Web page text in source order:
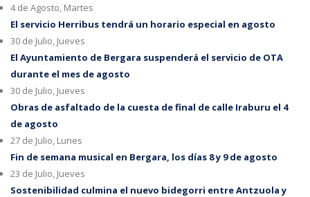
4 de Agosto, Martes
El servicio Herribus tendrá un horario especial en agosto
30 de Julio, Jueves
El Ayuntamiento de Bergara suspenderá el servicio de OTA
durante el mes de agosto
30 de Julio, Jueves
Obras de asfaltado de la cuesta de final de calle Iraburu el 4
de agosto
27 de Julio, Lunes
Fin de semana musical en Bergara, los días 8 y 9 de agosto
23 de Julio, Jueves
Sostenibilidad culmina el nuevo bidegorri entre Antzuola y